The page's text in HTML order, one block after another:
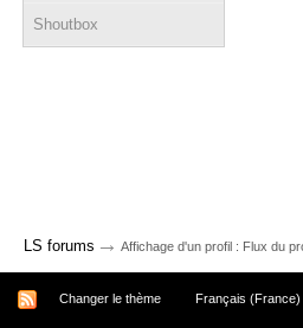
Shoutbox
LS forums → Affichage d'un profil : Flux du
Changer le thème Français (France)